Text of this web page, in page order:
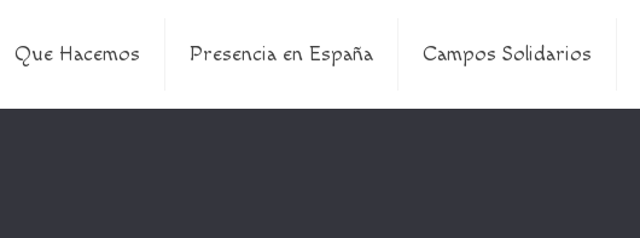
Que Hacemos Presencia en España Campos Solidarios